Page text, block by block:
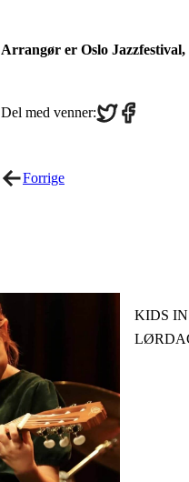
Arrangør er Oslo
Del med venner:Share
on
Share
on
Forrige
KIDS IN